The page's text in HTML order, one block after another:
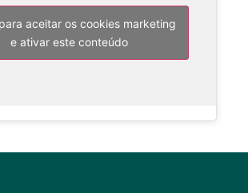
aceitar os cookies marketing
e ativar este conteúdo